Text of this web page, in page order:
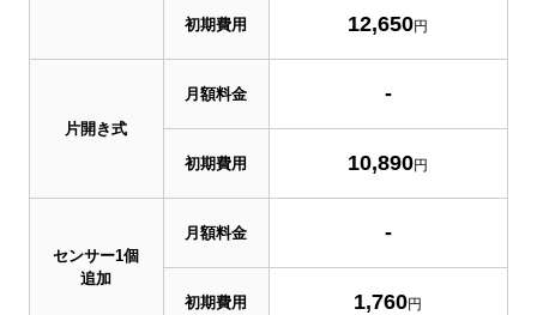
初期費用 12,650円
片開き式
月額料金 -
初期費用 10,890円
センサー1個
追加
月額料金 -
初期費用 1,760円